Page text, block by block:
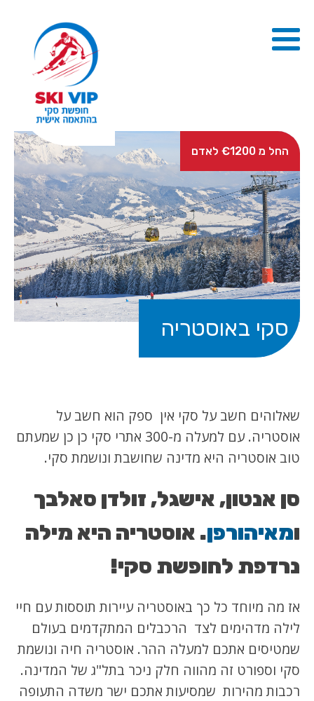
החל מ €1200 לאדם
סקי באוסטריה
שאלוהים חשב על סקי אין ספק הוא חשב על
אוסטריה. עם למעלה מ-300 אתרי סקי כן כן שמעתם
טוב אוסטריה היא מדינה שחושבת ונושמת סקי.
סן אנטון, אישגל, זולדן סאלבך
ומאיהורפן. אוסטריה היא מילה
נרדפת לחופשת סקי!
אז מה מיוחד כל כך באוסטריה עיירות תוססות עם חיי
לילה מדהימים לצד הרכבלים המתקדמים בעולם
שמטיסים אתכם למעלה ההר. אוסטריה חיה ונושמת
סקי וספורט זה מהווה חלק ניכר בתל"ג של המדינה.
רכבות מהירות שמסיעות אתכם ישר משדה התעופה